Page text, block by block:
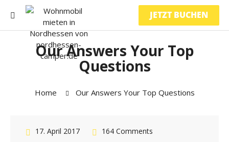
JETZT BUCHEN
Our Answers Your Top
Questions
Home Our Answers Your Top Questions
17. April 2017 164 Comments